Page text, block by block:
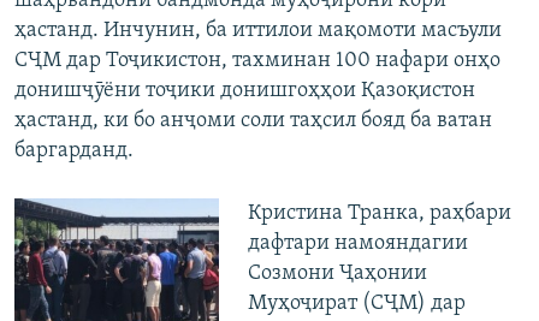
ҳастанд. Инчунин, ба иттилои мақомоти масъули
СҶМ дар Тоҷикистон, тахминан 100 нафари онҳо
донишҷӯёни тоҷики донишгоҳҳои Қазоқистон
ҳастанд, ки бо анҷоми соли таҳсил бояд ба ватан
баргарданд.
Кристина Транка, раҳбари
дафтари намояндагии
Созмони Ҷаҳонии
Муҳоҷират (СҶМ) дар